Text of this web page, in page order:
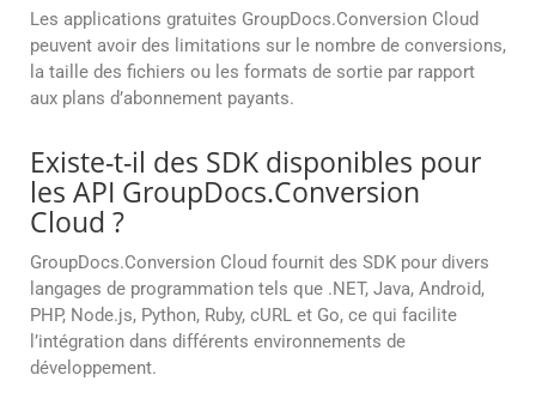
Les applications gratuites GroupDocs.Conversion Cloud
peuvent avoir des limitations sur le nombre de conversions,
la taille des fichiers ou les formats de sortie par rapport
aux plans d’abonnement payants.
Existe-t-il des SDK disponibles pour
les API GroupDocs.Conversion
Cloud ?
GroupDocs.Conversion Cloud fournit des SDK pour divers
langages de programmation tels que .NET, Java, Android,
PHP, Node.js, Python, Ruby, cURL et Go, ce qui facilite
l’intégration dans différents environnements de
développement.